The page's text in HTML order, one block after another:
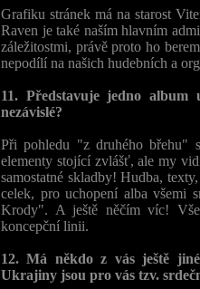
Grafiku stránek má na starost
Raven je také naším hlavním
záležitostmi, právě proto ho
nepodílí na našich hudebních a
11. Představuje jedno album
nezávislé?
Při pohledu "z druhého břehu"
elementy stojící zvlášť, ale my
samostatné skladby! Hudba,
celek, pro uchopení alba všemi
Krody". A ještě něčím víc!
koncepční linii.
12. Má někdo z vás ještě
Ukrajiny jsou pro vás tzv.